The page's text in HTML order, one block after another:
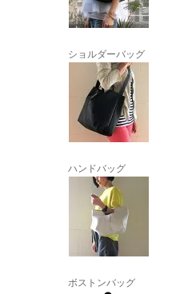
ショルダーバッグ
ハンドバッグ
ボストンバッグ